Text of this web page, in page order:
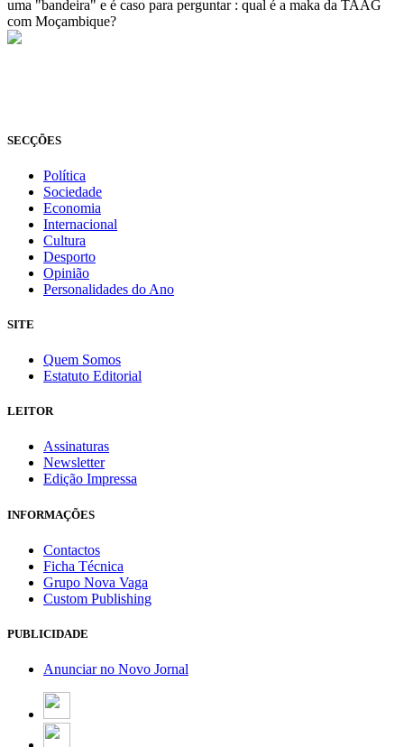
uma "bandeira" e é caso para perguntar : qual é a maka da TAAG
com Moçambique?
SECÇÕES
Política
Sociedade
Economia
Internacional
Cultura
Desporto
Opinião
Personalidades do Ano
SITE
Quem Somos
Estatuto Editorial
LEITOR
Assinaturas
Newsletter
Edição Impressa
INFORMAÇÕES
Contactos
Ficha Técnica
Grupo Nova Vaga
Custom Publishing
PUBLICIDADE
Anunciar no Novo Jornal